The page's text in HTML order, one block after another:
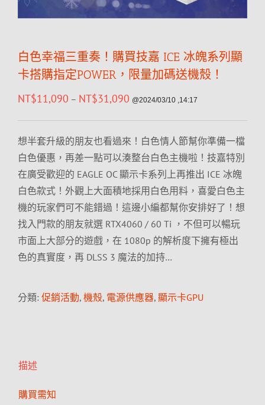
白色幸福三重奏！購買技嘉 ICE 冰魄系列顯
卡搭購指定POWER，限量加碼送機殼！
NT$11,090 – NT$31,090 @2024/03/10 ,14:17
想半套升級的朋友也看過來！白色情人節幫你準備一檔
白色優惠，再差一點可以湊整台白色主機啦！技嘉特別
在廣受歡迎的 EAGLE OC 顯示卡系列上再推出 ICE 冰魄
白色款式！外觀上大面積地採用白色用料，喜愛白色主
機的玩家們可不能錯過！這邊小編都幫你安排好了！想
找入門款的朋友就選 RTX4060 / 60 Ti ，不但可以暢玩
市面上大部分的遊戲，在 1080p 的解析度下擁有極出
色的真實度，再 DLSS 3 魔法的加持…
分類: 促銷活動, 機殼, 電源供應器, 顯示卡GPU
描述
購買需知